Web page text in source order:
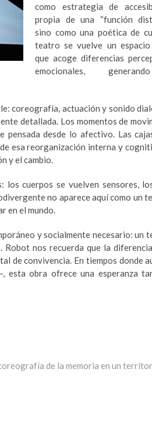
como estrategia de
propia de una “función
sino como una poética de
teatro se vuelve un
que acoge diferencias
emocionales,
coreografía, actuación y sonido
detallada. Los momentos de
pensada desde lo afectivo. Las
esa reorganización interna y
y el cambio.
los cuerpos se vuelven sensores,
no aparece aquí como un
en el mundo.
y socialmente necesario: un
Robot nos recuerda que la
de convivencia. En tiempos donde
esta obra ofrece una esperanza
de la memoria en un